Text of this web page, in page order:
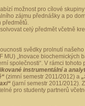
možnost pro cílové
zájmu přednášky a po
celý předmět včetně
svědky prolnutí
MU) „Inovace biochemických
společnosti“. V rámci tohoto
instrumentální a
(zimní semestr 2011/2012) a
(jarní semestr 2011/2012).
pro studenty partnerů